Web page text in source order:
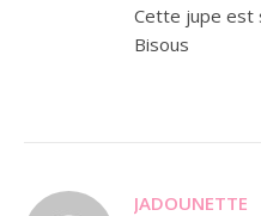
Cette jupe est
Bisous
JADOUNETTE